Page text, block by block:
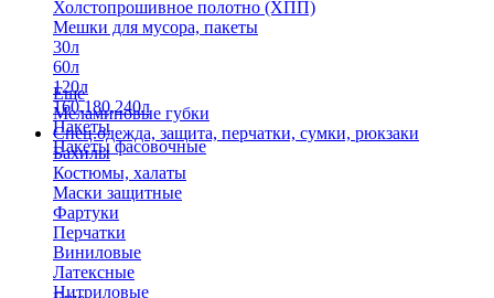
Холстопрошивное полотно (ХПП)
Мешки для мусора, пакеты
30л
60л
120л
160,180,240л
Пакеты
Пакеты фасовочные
Еще
Меламиновые губки
Спец.одежда, защита, перчатки, сумки, рюкзаки
Бахилы
Костюмы, халаты
Маски защитные
Фартуки
Перчатки
Виниловые
Латексные
Нитриловые